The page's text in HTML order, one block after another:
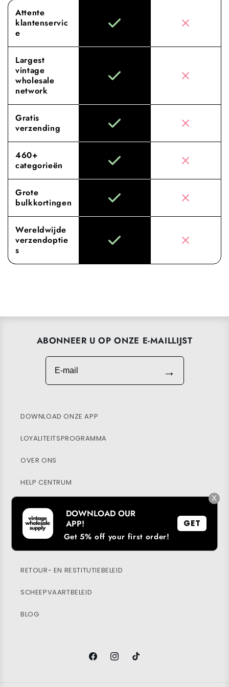
Attente
klantenservic
e
Largest
vintage
wholesale
network
Gratis
verzending
460+
categorieën
Grote
bulkkortingen
Wereldwijde
verzendoptie
s
ABONNEER U OP ONZE E-MAILLIJST
E-mail
→
DOWNLOAD ONZE APP
LOYALITEITSPROGRAMMA
OVER ONS
HELP CENTRUM
DUURZAAMHEID
PRIVACYBELEID
RETOUR- EN RESTITUTIEBELEID
SCHEEPVAARTBELEID
BLOG
FacebookInstagramTikTok
X
DOWNLOAD OUR
APP!
Get 5% off your first order!
GET